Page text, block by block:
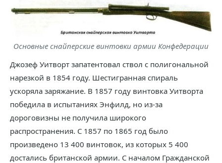
Основные снайперские винтовки армии Конфедерации
Джозеф Уитворт запатентовал ствол с полигональной
нарезкой в 1854 году. Шестигранная спираль
ускоряла заряжание. В 1857 году винтовка Уитворта
победила в испытаниях Энфилд, но из-за
дороговизны не получила широкого
распространения. С 1857 по 1865 год было
произведено 13 400 винтовок, из которых 5 400
достались британской армии. С началом Гражданской